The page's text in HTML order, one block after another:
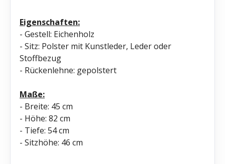
Eigenschaften:
- Gestell: Eichenholz
- Sitz: Polster mit Kunstleder, Leder oder
Stoffbezug
- Rückenlehne: gepolstert
Maße:
- Breite: 45 cm
- Höhe: 82 cm
- Tiefe: 54 cm
- Sitzhöhe: 46 cm